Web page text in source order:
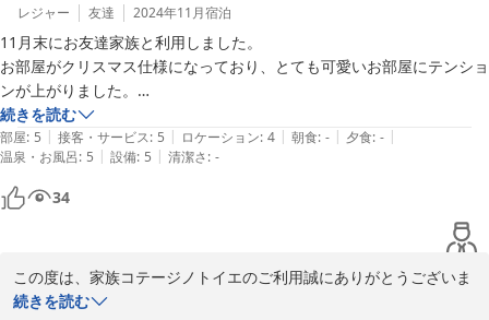
全てのコテージに完備しております。
デザインや内装はコテージ毎に異なりますので、次回は別のコテー
ジのご利用も検討いただけますと幸いです。
この度は、うれしいコメントをありがとうございました。
今後もより一層のサービス向上に努めて参ります。
またのご利用、心よりお待ちしております。
2024-12-15
レジャー 友達 2024年11月宿泊
11月末にお友達家族と利用しました。
お部屋がクリスマス仕様になっており、とても可愛いお部屋にテンショ
ンが上がりました。
清潔感があり、また設備やアメニティが充実していて、味噌が冷蔵庫に
常備されていたり、お水が置いてあったりと、細かいところまで気配り
されており素敵な宿でした。
またぜひ利用したいです。
続きを読む
部屋: 5 | 接客・サービス: 5 | ロケーション: 4 | 朝食: - | 夕食: - |
温泉・お風呂: 5 | 設備: 5 | 清潔さ: -
34
この度は、家族コテージノトイエのご利用誠にありがとうございま
す。
続きを読む